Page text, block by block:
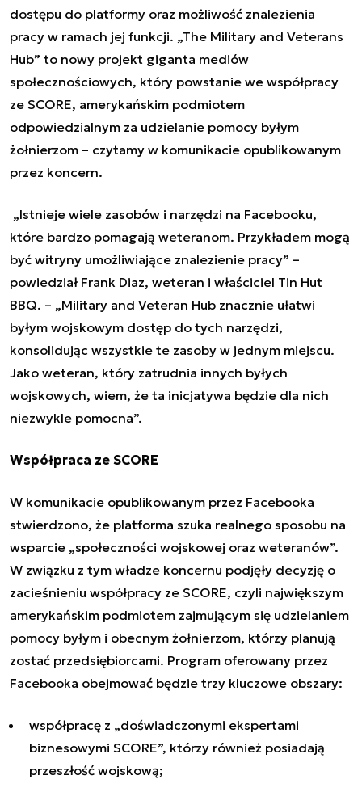
dostępu do platformy oraz możliwość znalezienia
pracy w ramach jej funkcji. „The Military and Veterans
Hub” to nowy projekt giganta mediów
społecznościowych, który powstanie we współpracy
ze SCORE, amerykańskim podmiotem
odpowiedzialnym za udzielanie pomocy byłym
żołnierzom – czytamy w komunikacie opublikowanym
przez koncern.
„Istnieje wiele zasobów i narzędzi na Facebooku,
które bardzo pomagają weteranom. Przykładem mogą
być witryny umożliwiające znalezienie pracy” –
powiedział Frank Diaz, weteran i właściciel Tin Hut
BBQ. – „Military and Veteran Hub znacznie ułatwi
byłym wojskowym dostęp do tych narzędzi,
konsolidując wszystkie te zasoby w jednym miejscu.
Jako weteran, który zatrudnia innych byłych
wojskowych, wiem, że ta inicjatywa będzie dla nich
niezwykle pomocna”.
Współpraca ze SCORE
W komunikacie opublikowanym przez Facebooka
stwierdzono, że platforma szuka realnego sposobu na
wsparcie „społeczności wojskowej oraz weteranów”.
W związku z tym władze koncernu podjęły decyzję o
zacieśnieniu współpracy ze SCORE, czyli największym
amerykańskim podmiotem zajmującym się udzielaniem
pomocy byłym i obecnym żołnierzom, którzy planują
zostać przedsiębiorcami. Program oferowany przez
Facebooka obejmować będzie trzy kluczowe obszary:
współpracę z „doświadczonymi ekspertami
biznesowymi SCORE”, którzy również posiadają
przeszłość wojskową;